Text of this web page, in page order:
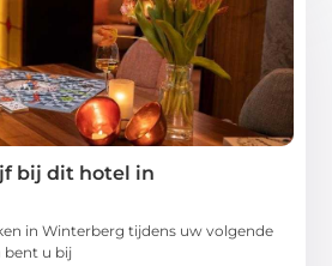
bij dit hotel in
in Winterberg tijdens uw volgende
bent u bij